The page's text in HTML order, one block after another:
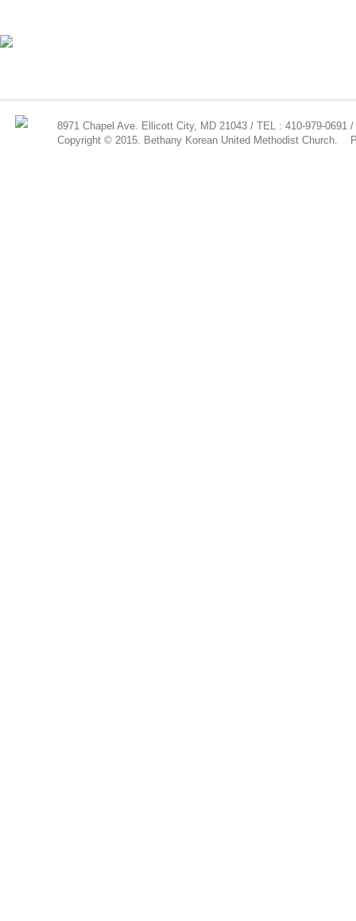
8971 Chapel Ave. Ellicott City, MD 21043 / TEL : 410-979-0691
Copyright © 2015. Bethany Korean United Methodist Church.